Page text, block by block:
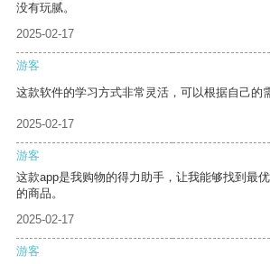
没有玩腻。
2025-02-17
游客
这款软件的学习方式非常灵活，可以根据自己的
2025-02-17
游客
这款app是我购物的得力助手，让我能够找到最
的商品。
2025-02-17
游客